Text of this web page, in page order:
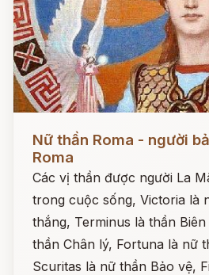
Nữ thần Roma - người
Roma
Các vị thần được người La
trong cuộc sống, Victoria là
thắng, Terminus là thần
thần Chân lý, Fortuna là nữ
Scuritas là nữ thần Bảo vệ,